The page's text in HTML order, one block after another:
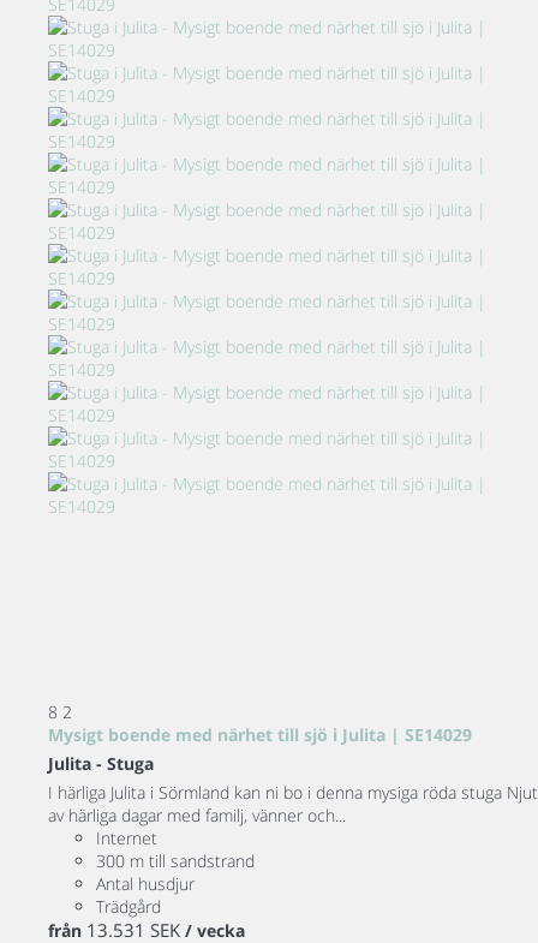
8 2
Mysigt boende med närhet till sjö i Julita | SE14029
Julita - Stuga
I härliga Julita i Sörmland kan ni bo i denna mysiga röda stuga Njut
av härliga dagar med familj, vänner och...
Internet
300 m till sandstrand
Antal husdjur
Trädgård
från 13.531 SEK / vecka